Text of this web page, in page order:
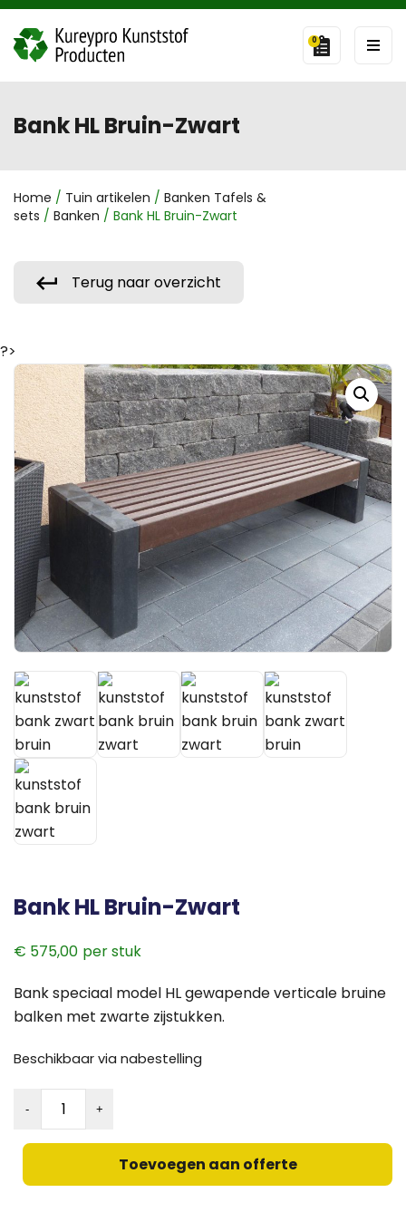
0
Bank HL Bruin-Zwart
Home / Tuin artikelen / Banken Tafels &
sets / Banken / Bank HL Bruin-Zwart
Terug naar overzicht
?>
Bank HL Bruin-Zwart
€ 575,00
Bank speciaal model HL gewapende verticale bruine
balken met zwarte zijstukken.
Beschikbaar via nabestelling
Bruin-
Toevoegen aan offerte